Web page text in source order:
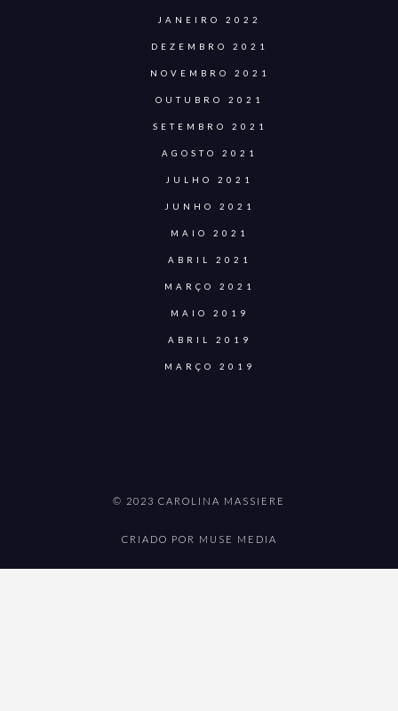
JANEIRO 2022
DEZEMBRO 2021
NOVEMBRO 2021
OUTUBRO 2021
SETEMBRO 2021
AGOSTO 2021
JULHO 2021
JUNHO 2021
MAIO 2021
ABRIL 2021
MARÇO 2021
MAIO 2019
ABRIL 2019
MARÇO 2019
© 2023 CAROLINA MASSIERE
CRIADO POR MUSE MEDIA